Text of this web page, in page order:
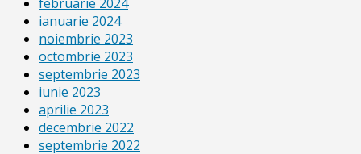
ianuarie 2024
noiembrie 2023
octombrie 2023
septembrie 2023
iunie 2023
aprilie 2023
decembrie 2022
septembrie 2022